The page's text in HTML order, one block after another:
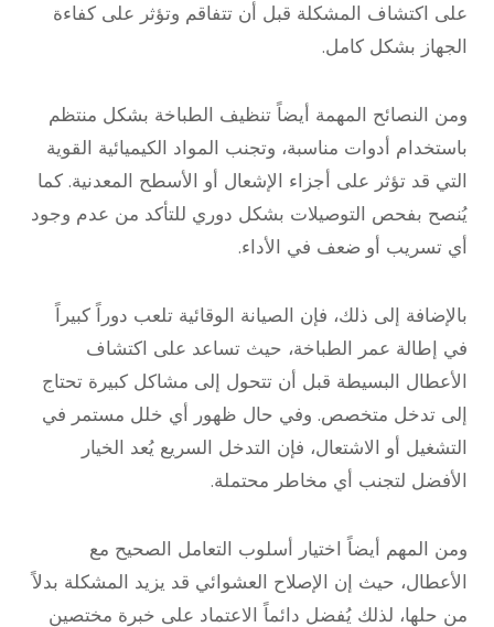
على اكتشاف المشكلة قبل أن تتفاقم وتؤثر على كفاءة
الجهاز بشكل كامل.
ومن النصائح المهمة أيضاً تنظيف الطباخة بشكل منتظم
باستخدام أدوات مناسبة، وتجنب المواد الكيميائية القوية
التي قد تؤثر على أجزاء الإشعال أو الأسطح المعدنية. كما
يُنصح بفحص التوصيلات بشكل دوري للتأكد من عدم وجود
أي تسريب أو ضعف في الأداء.
بالإضافة إلى ذلك، فإن الصيانة الوقائية تلعب دوراً كبيراً
في إطالة عمر الطباخة، حيث تساعد على اكتشاف
الأعطال البسيطة قبل أن تتحول إلى مشاكل كبيرة تحتاج
إلى تدخل متخصص. وفي حال ظهور أي خلل مستمر في
التشغيل أو الاشتعال، فإن التدخل السريع يُعد الخيار
الأفضل لتجنب أي مخاطر محتملة.
ومن المهم أيضاً اختيار أسلوب التعامل الصحيح مع
الأعطال، حيث إن الإصلاح العشوائي قد يزيد المشكلة بدلاً
من حلها، لذلك يُفضل دائماً الاعتماد على خبرة مختصين